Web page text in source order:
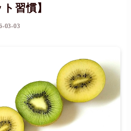
習慣】
03-03